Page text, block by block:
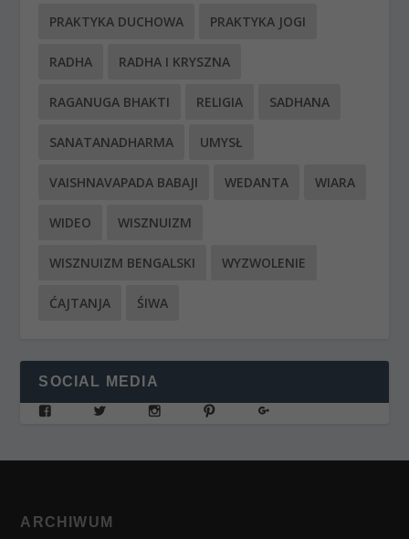
PRAKTYKA DUCHOWA PRAKTYKA JOGI
RADHA RADHA I KRYSZNA
RAGANUGA BHAKTI RELIGIA SADHANA
SANATANADHARMA UMYSŁ
VAISHNAVAPADA BABAJI WEDANTA WIARA
WIDEO WISZNUIZM
WISZNUIZM BENGALSKI WYZWOLENIE
ĆAJTANJA ŚIWA
SOCIAL MEDIA
ARCHIWUM